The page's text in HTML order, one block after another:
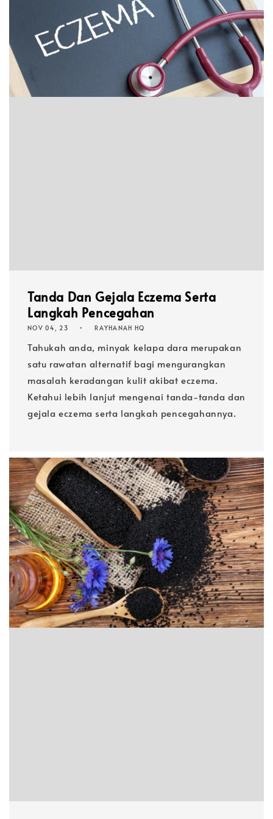
Tanda Dan Gejala Eczema Serta
Langkah Pencegahan
NOV 04, 23 RAYHANAH HQ
Tahukah anda, minyak kelapa dara merupakan
satu rawatan alternatif bagi mengurangkan
masalah keradangan kulit akibat eczema.
Ketahui lebih lanjut mengenai tanda-tanda dan
gejala eczema serta langkah pencegahannya.